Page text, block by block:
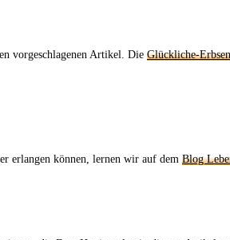
vorgeschlagenen Artikel. Die Glückliche-
erlangen können, lernen wir auf dem Blog